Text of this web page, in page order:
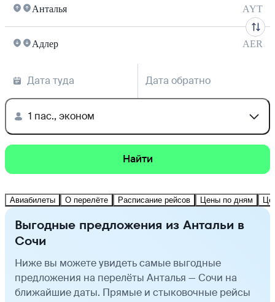
Анталья AYT
Адлер AER
Дата туда Дата обратно
1 пас., эконом
Найти
Авиабилеты О перелёте Расписание рейсов Цены по дням
Выгодные предложения из Антальи в
Сочи
Ниже вы можете увидеть самые выгодные
предложения на перелёты Анталья — Сочи на
ближайшие даты. Прямые и стыковочные рейсы